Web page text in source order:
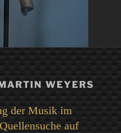
WEYERS
der Musik im
auf